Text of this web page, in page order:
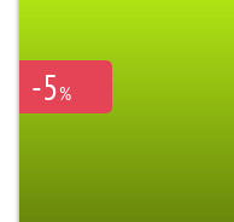
-5%